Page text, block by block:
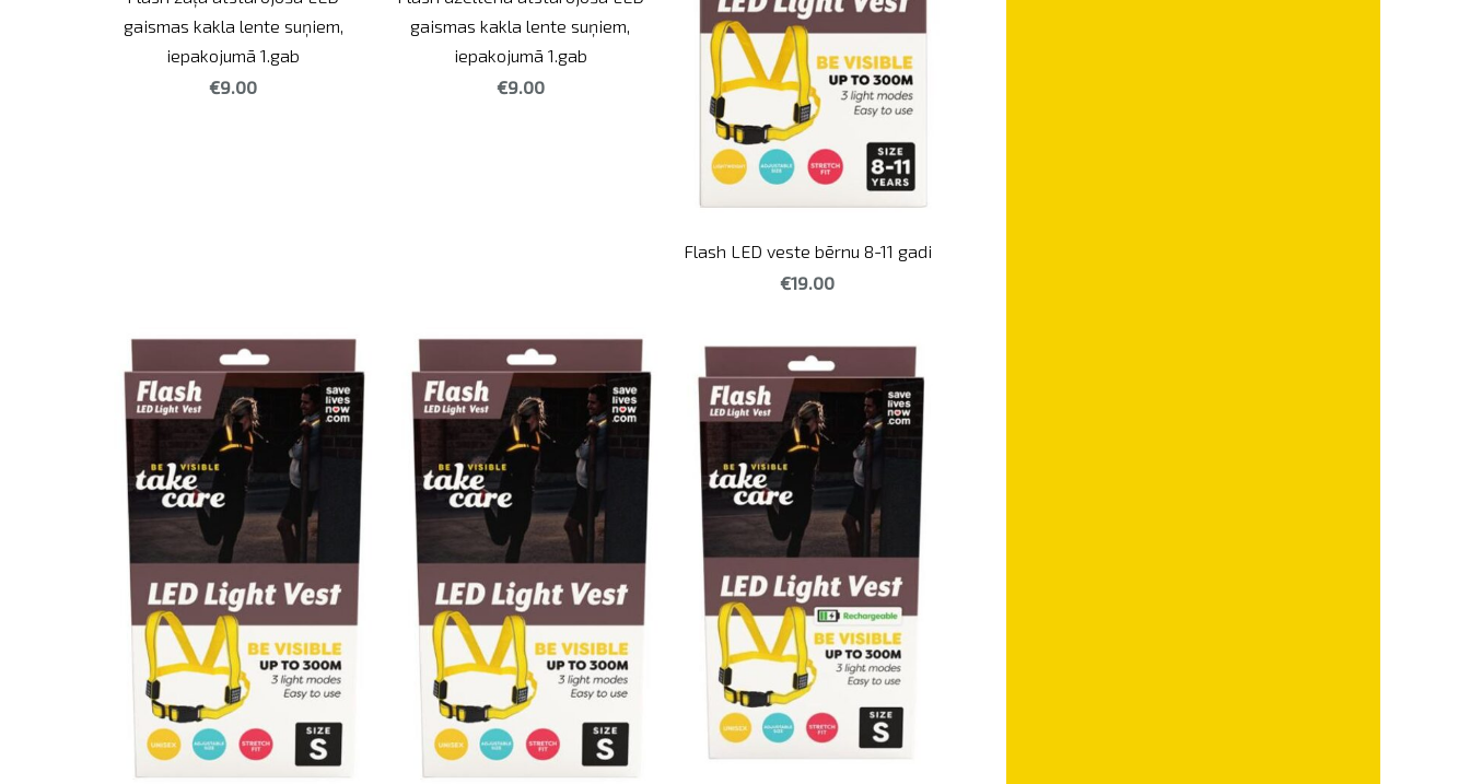
gaismas kakla lente suņiem,
iepakojumā 1.gab
€9.00
gaismas kakla lente suņiem,
iepakojumā 1.gab
€9.00
Flash LED veste bērnu 8-11 gadi
€19.00